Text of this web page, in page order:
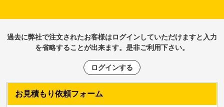
過去に弊社で注文されたお客様はログインしていただけますと入力
を省略することが出来ます。是非ご利用下さい。
ログインする
お見積もり依頼フォーム